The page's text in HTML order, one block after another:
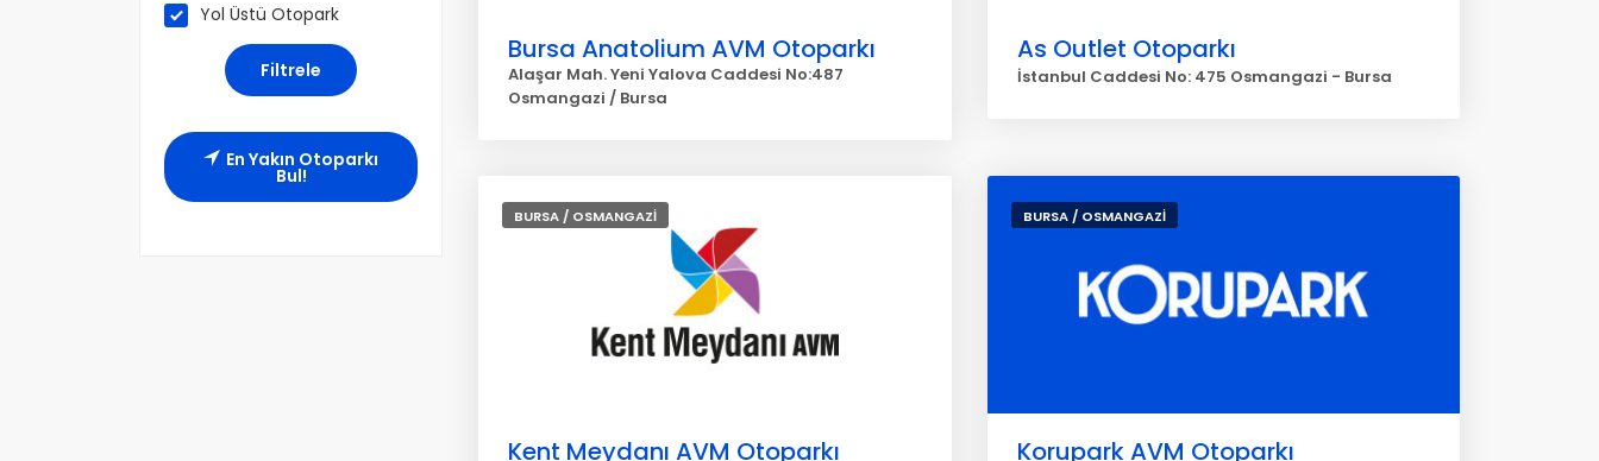
Yol Üstü Otopark
En Yakın Otoparkı
Bul!
Bursa Anatolium AVM Otoparkı
Alaşar Mah. Yeni Yalova Caddesi No:487
Osmangazi / Bursa
As Outlet Otoparkı
İstanbul Caddesi No: 475 Osmangazi - Bursa
BURSA / OSMANGAZİ
Kent Meydanı AVM Otoparkı
BURSA / OSMANGAZİ
Korupark AVM Otoparkı